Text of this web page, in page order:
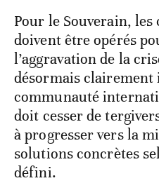
Pour le Souverain,
doivent être opérés
l’aggravation de la
désormais
communauté
doit cesser de
à progresser vers la
solutions concrètes
défini.